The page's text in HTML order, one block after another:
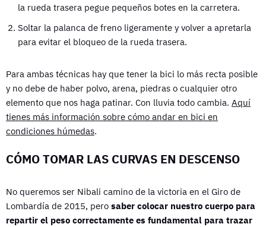
la rueda trasera pegue pequeños botes en la carretera.
Soltar la palanca de freno ligeramente y volver a apretarla
para evitar el bloqueo de la rueda trasera.
Para ambas técnicas hay que tener la bici lo más recta posible
y no debe de haber polvo, arena, piedras o cualquier otro
elemento que nos haga patinar. Con lluvia todo cambia. Aquí
tienes más información sobre cómo andar en bici en
condiciones húmedas.
CÓMO TOMAR LAS CURVAS EN DESCENSO
No queremos ser Nibali camino de la victoria en el Giro de
Lombardía de 2015, pero saber colocar nuestro cuerpo para
repartir el peso correctamente es fundamental para trazar